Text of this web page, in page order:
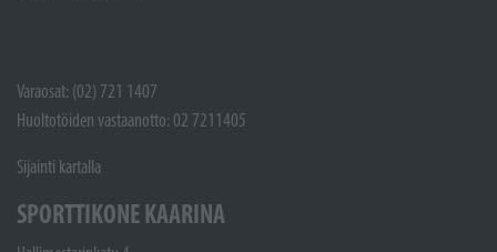
Varaosat: (02) 721 1407
Huoltotöiden vastaanotto: 02 7211405
Sijainti kartalla
SPORTTIKONE KAARINA